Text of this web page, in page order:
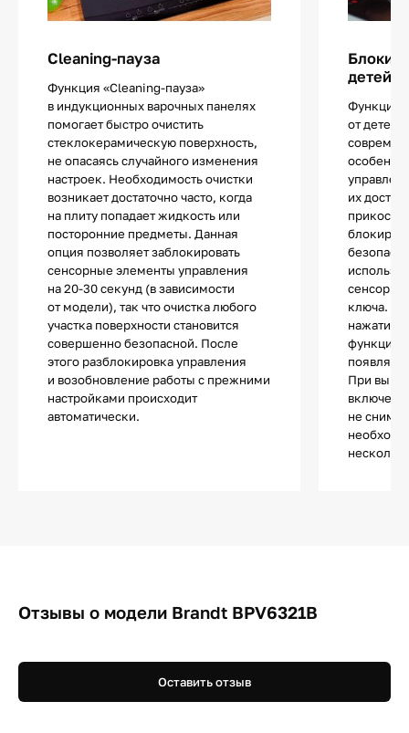
Cleaning-пауза
Функция «Cleaning-пауза»
в индукционных варочных панелях
помогает быстро очистить
стеклокерамическую поверхность,
не опасаясь случайного изменения
настроек. Необходимость очистки
возникает достаточно часто, когда
на плиту попадает жидкость или
посторонние предметы. Данная
опция позволяет заблокировать
сенсорные элементы управления
на 20-30 секунд (в зависимости
от модели), так что очистка любого
участка поверхности становится
совершенно безопасной. После
этого разблокировка управления
и возобновление работы с прежними
настройками происходит
автоматически.
детей
Функцией
от детей
их
сенсор с
ключа.
нажатии
функции
При
не
Отзывы о модели Brandt BPV6321B
Оставить отзыв